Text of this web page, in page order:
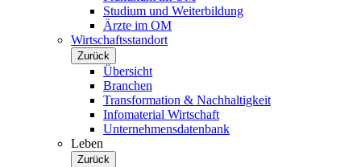
Studium und Weiterbildung
Ärzte im OM
Wirtschaftsstandort
Zurück
Übersicht
Branchen
Transformation & Nachhaltigkeit
Infomaterial Wirtschaft
Unternehmensdatenbank
Leben
Zurück